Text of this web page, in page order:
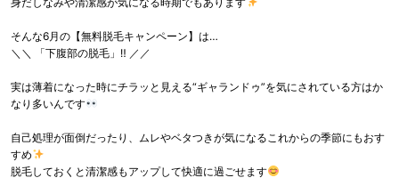
そんな6月の【無料脱毛キャンペーン】は…
＼＼ 「下腹部の脱毛」‼ ／／
実は薄着になった時にチラッと見える“ギャランドゥ”を気にされている方はか
なり多いんです
自己処理が面倒だったり、ムレやベタつきが気になるこれからの季節にもおす
すめ
脱毛しておくと清潔感もアップして快適に過ごせます